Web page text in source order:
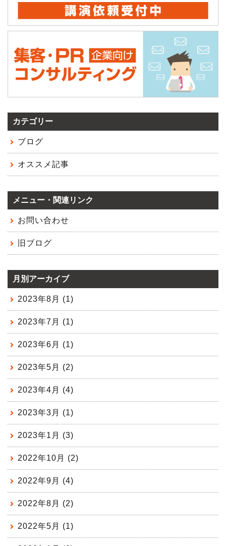
カテゴリー
ブログ
オススメ記事
メニュー・関連リンク
お問い合わせ
旧ブログ
月別アーカイブ
2023年8月 (1)
2023年7月 (1)
2023年6月 (1)
2023年5月 (2)
2023年4月 (4)
2023年3月 (1)
2023年1月 (3)
2022年10月 (2)
2022年9月 (4)
2022年8月 (2)
2022年5月 (1)